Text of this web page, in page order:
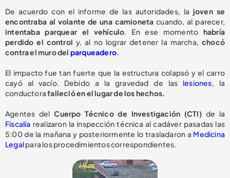
De acuerdo con el informe de las autoridades, la joven se
encontraba al volante de una camioneta cuando, al parecer,
intentaba parquear el vehículo. En ese momento habría
perdido el control y, al no lograr detener la marcha, chocó
contra el muro del parqueadero.
El impacto fue tan fuerte que la estructura colapsó y el carro
cayó al vacío. Debido a la gravedad de las lesiones, la
conductorafalleció en el lugar de los hechos.
Agentes delCuerpo Técnico de Investigación (CTI)de la
Fiscalía realizaron la inspección técnica al cadáver pasadas las
5:00 de la mañana y posteriormente lo trasladaron a Medicina
Legalpara los procedimientos correspondientes.